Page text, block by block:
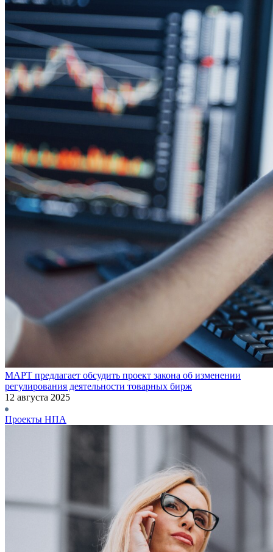
МАРТ предлагает обсудить проект закона об изменении
регулирования деятельности товарных бирж
12 августа 2025
Проекты НПА